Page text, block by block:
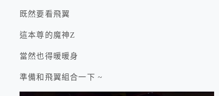
既然要看飛翼
這本尊的魔神Z
當然也得暖暖身
準備和飛翼組合一下 ~